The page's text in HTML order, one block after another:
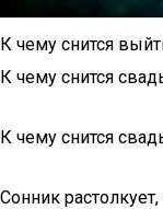
К чему снится
К чему снится
К чему снится
Сонник